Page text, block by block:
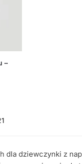
–
dziewczynki z